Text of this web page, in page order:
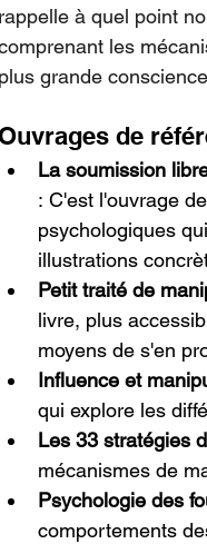
rappelle à quel point
les
plus grande
Ouvrages de
La soumission
: C'est l'ouvrage
psychologiques
illustrations
Petit traité de
livre, plus
moyens de s'en
Influence et
qui explore les
Les 33 stratégies
mécanismes de
Psychologie des
comportements